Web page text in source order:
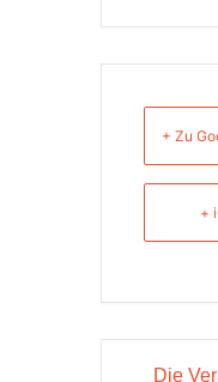
+ Zu
+
Die